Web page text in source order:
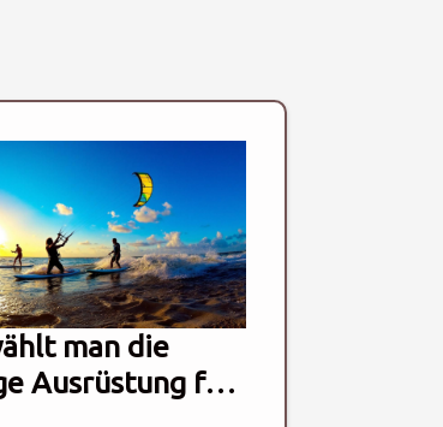
man die
Ausrüstung für